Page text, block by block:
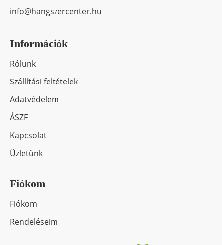
info@hangszercenter.hu
Információk
Rólunk
Szállítási feltételek
Adatvédelem
ÁSZF
Kapcsolat
Üzletünk
Fiókom
Fiókom
Rendeléseim